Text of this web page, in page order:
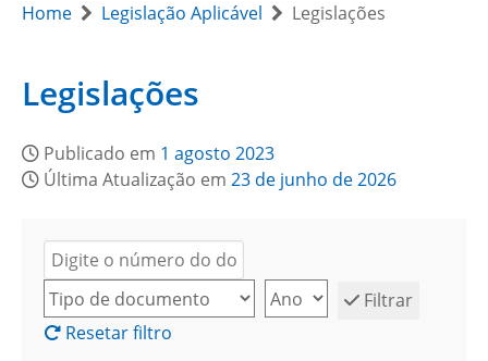
Home Legislação Aplicável Legislações
Legislações
Publicado em 1 agosto 2023
Última Atualização em 23 de junho de 2026
Filtrar
Resetar filtro